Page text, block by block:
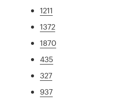
1211
1372
1870
435
327
937